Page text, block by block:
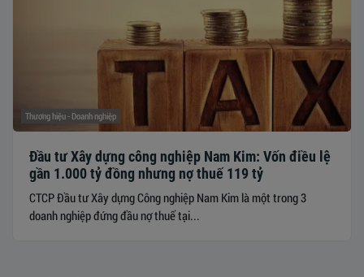
Thương hiệu - Doanh nghiệp
Đầu tư Xây dựng công nghiệp Nam Kim: Vốn điều lệ
gần 1.000 tỷ đồng nhưng nợ thuế 119 tỷ
​​​​​​​CTCP Đầu tư Xây dựng Công nghiệp Nam Kim là một trong 3
doanh nghiệp đứng đầu nợ thuế tại...